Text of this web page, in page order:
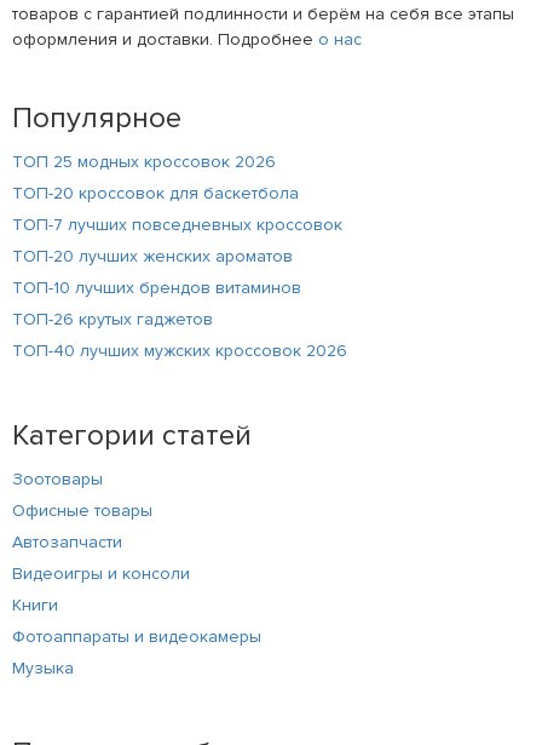
товаров с гарантией подлинности и берём на себя все этапы
оформления и доставки. Подробнее о нас
Популярное
ТОП 25 модных кроссовок 2026
ТОП-20 кроссовок для баскетбола
ТОП-7 лучших повседневных кроссовок
ТОП-20 лучших женских ароматов
ТОП-10 лучших брендов витаминов
ТОП-26 крутых гаджетов
ТОП-40 лучших мужских кроссовок 2026
Категории статей
Зоотовары
Офисные товары
Автозапчасти
Видеоигры и консоли
Книги
Фотоаппараты и видеокамеры
Музыка